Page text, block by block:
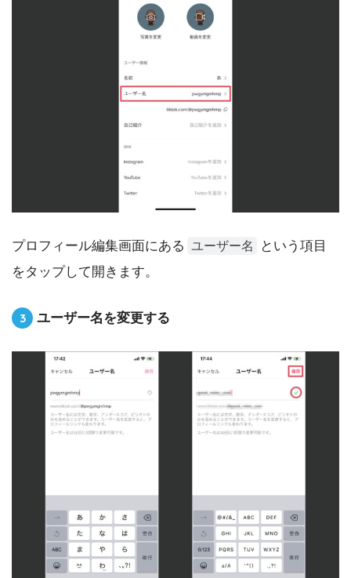
プロフィール編集画面にある ユーザー名
という項目
をタップして開きます。
3 ユーザー名を変更する